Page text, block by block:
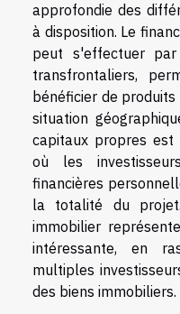
approfondie des
à disposition. Le
peut s'effectuer
transfrontaliers,
bénéficier de
situation
capitaux propres est
où les
financières
la totalité du
immobilier
intéressante, en
multiples
des biens immobiliers.